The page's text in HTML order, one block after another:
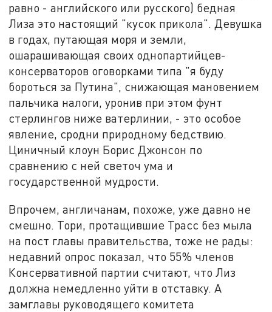
равно - английского или русского) бедная
Лиза это настоящий "кусок прикола". Девушка
в годах, путающая моря и земли,
ошарашивающая своих однопартийцев-
консерваторов оговорками типа "я буду
бороться за Путина", снижающая мановением
пальчика налоги, уронив при этом фунт
стерлингов ниже ватерлинии, - это особое
явление, сродни природному бедствию.
Циничный клоун Борис Джонсон по
сравнению с ней светоч ума и
государственной мудрости.
Впрочем, англичанам, похоже, уже давно не
смешно. Тори, протащившие Трасс без мыла
на пост главы правительства, тоже не рады:
недавний опрос показал, что 55% членов
Консервативной партии считают, что Лиз
должна немедленно уйти в отставку. А
замглавы руководящего комитета